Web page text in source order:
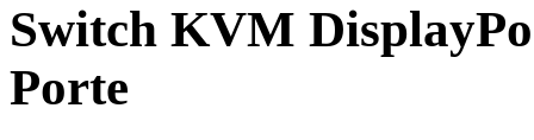
Switch KVM
Porte